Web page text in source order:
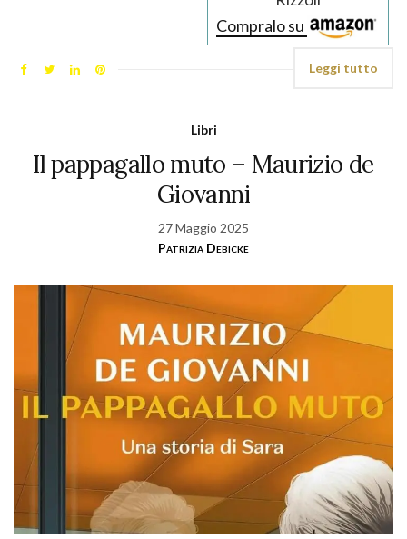
Compralo su
Leggi tutto
Libri
Il pappagallo muto – Maurizio de
Giovanni
27 Maggio 2025
Patrizia Debicke